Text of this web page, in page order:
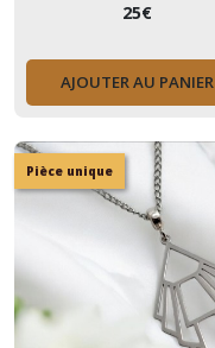
25€
AJOUTER AU PANIER
Pièce unique